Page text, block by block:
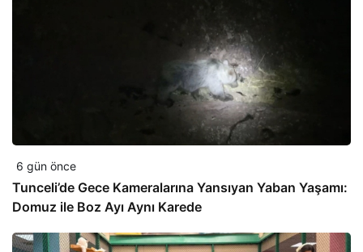
6 gün önce
Tunceli’de Gece Kameralarına Yansıyan Yaban Yaşamı:
Domuz ile Boz Ayı Aynı Karede